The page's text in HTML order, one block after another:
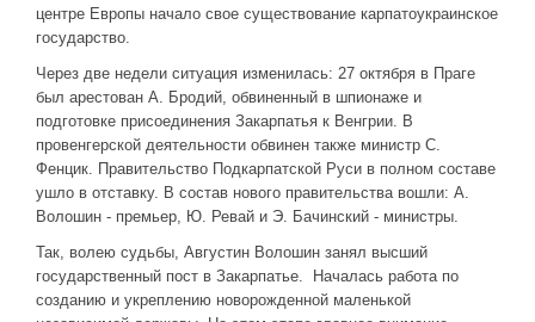
центре Европы начало свое существование карпатоукраинское
государство.
Через две недели ситуация изменилась: 27 октября в Праге
был арестован А. Бродий, обвиненный в шпионаже и
подготовке присоединения Закарпатья к Венгрии. В
провенгерской деятельности обвинен также министр С.
Фенцик. Правительство Подкарпатской Руси в полном составе
ушло в отставку. В состав нового правительства вошли: А.
Волошин - премьер, Ю. Ревай и Э. Бачинский - министры.
Так, волею судьбы, Августин Волошин занял высший
государственный пост в Закарпатье. Началась работа по
созданию и укреплению новорожденной маленькой